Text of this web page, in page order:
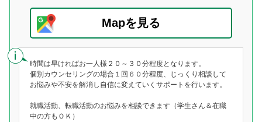
Mapを見る
時間は早ければお一人様２０～３０分程度となります。
個別カウンセリングの場合１回６０分程度、じっくり相談して
お悩みや不安を解消し自信に変えていくサポートを行います。
就職活動、転職活動のお悩みを相談できます（学生さん＆在職
中の方もＯＫ）